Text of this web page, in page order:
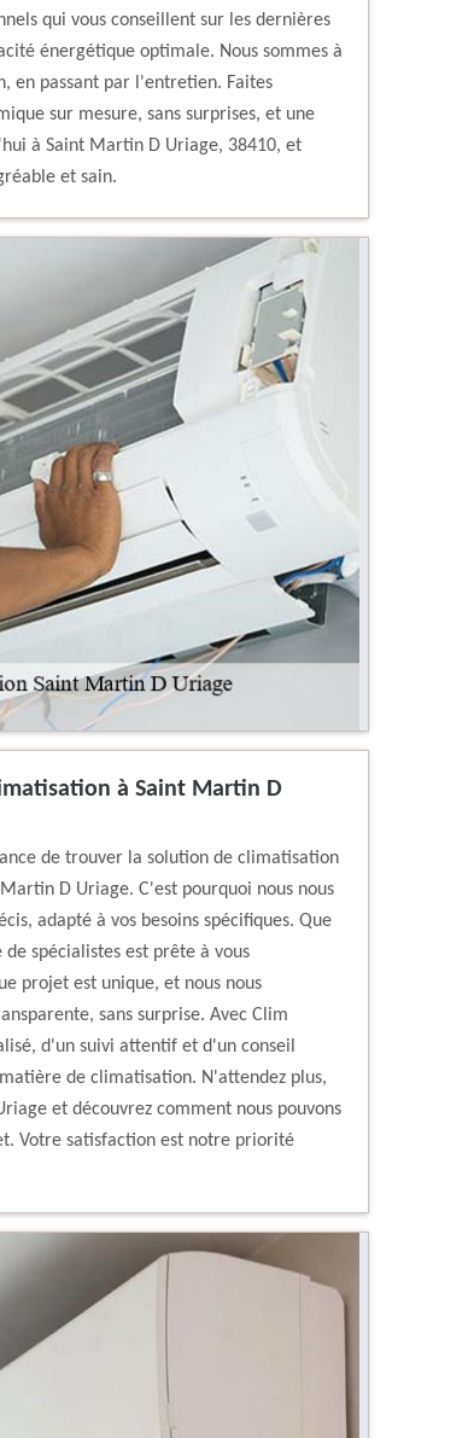
qui vous conseillent sur les dernières
énergétique optimale. Nous sommes à
en passant par l'entretien. Faites
sur mesure, sans surprises, et une
à Saint Martin D Uriage, 38410, et
et sain.
à Saint Martin D
de trouver la solution de climatisation
D Uriage. C'est pourquoi nous nous
adapté à vos besoins spécifiques. Que
spécialistes est prête à vous
projet est unique, et nous nous
sans surprise. Avec Clim
d'un suivi attentif et d'un conseil
de climatisation. N'attendez plus,
et découvrez comment nous pouvons
Votre satisfaction est notre priorité